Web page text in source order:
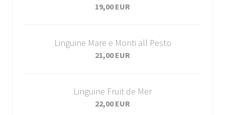
19,00 EUR
Linguine Mare e Monti all Pesto
21,00 EUR
Linguine Fruit de Mer
22,00 EUR